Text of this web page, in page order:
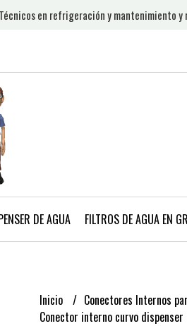
en refrigeración y mantenimiento y
DE AGUA FILTROS DE AGUA EN
Inicio
Conectores Internos
Conector interno curvo